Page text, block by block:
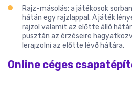
Rajz-másolás: a játékosok
hátán egy rajzlappal. A játék
rajzol valamit az előtte álló
pusztán az érzéseire
lerajzolni az előtte lévő hátára.
Online céges